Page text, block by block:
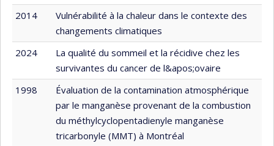
2014
Vulnérabilité à la chaleur dans le contexte des
changements climatiques
2024
La qualité du sommeil et la récidive chez les
survivantes du cancer de l&apos;ovaire
1998
Évaluation de la contamination atmosphérique
par le manganèse provenant de la combustion
du méthylcyclopentadienyle manganèse
tricarbonyle (MMT) à Montréal